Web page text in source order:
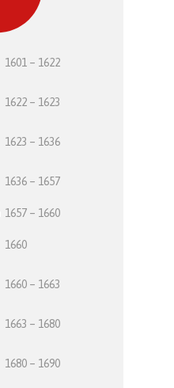
1601 – 1622
1622 – 1623
1623 – 1636
1636 – 1657
1657 – 1660
1660
1660 – 1663
1663 – 1680
1680 – 1690